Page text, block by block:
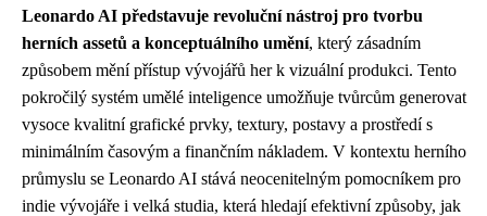
Leonardo AI představuje revoluční nástroj pro tvorbu
herních assetů a konceptuálního umění, který zásadním
způsobem mění přístup vývojářů her k vizuální produkci. Tento
pokročilý systém umělé inteligence umožňuje tvůrcům generovat
vysoce kvalitní grafické prvky, textury, postavy a prostředí s
minimálním časovým a finančním nákladem. V kontextu herního
průmyslu se Leonardo AI stává neocenitelným pomocníkem pro
indie vývojáře i velká studia, která hledají efektivní způsoby, jak